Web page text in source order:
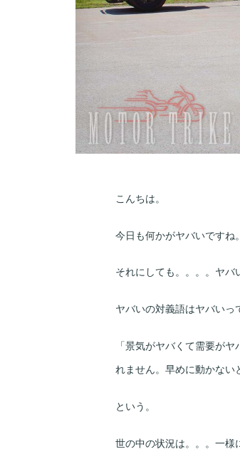
こんちは。
今日も何かがヤバいですね。
それにしても。。。。ヤバ
ヤバいの対義語はヤバいっ
「景気がヤバくて需要が
れません。早めに動かない
という。
世の中の状況は。。。一様